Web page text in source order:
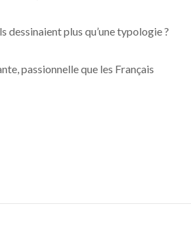
plus qu’une typologie ?
passionnelle que les Français